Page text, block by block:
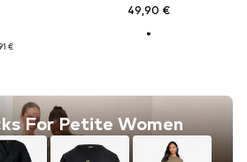
€
For Petite Women
49,90 €